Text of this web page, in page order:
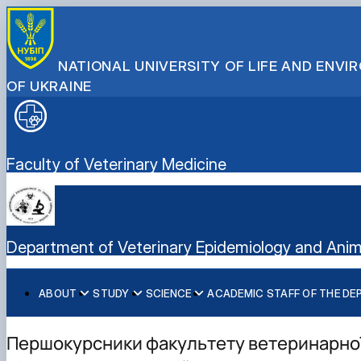
NATIONAL UNIVERSITY OF LIFE AND
OF UKRAINE
Faculty of Veterinary Medicine
Department of Veterinary Epidemiology and
ABOUT
Current State of the Department
STUDY
Навчальна робота кафедри
Аспірантура
SCIENCE
Наукова робота
Інноваційна діяльність
Співпраця
ACADEMIC STAFF OF THE
Біотехнологія у ветеринарній медицині
Ветеринарна вірусологія
Ветеринарна епідеміологія
Першокурсники факультету